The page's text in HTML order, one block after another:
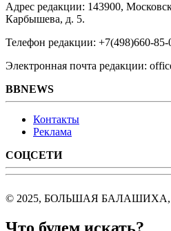
Адрес редакции: 143900,
Карбышева, д. 5.
Телефон редакции: +7(498)660-85-
Электронная почта редакции:
BBNEWS
Контакты
Реклама
СОЦСЕТИ
© 2025, БОЛЬШАЯ БАЛАШИХА,